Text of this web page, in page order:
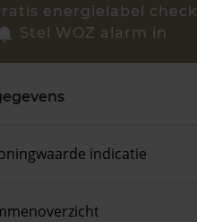
- 08:00 -18:00
energielabel check
Stel WOZ alarm in
indicatie